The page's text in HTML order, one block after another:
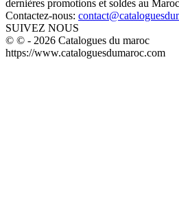
dernières promotions et soldes au Maroc
Contactez-nous:
SUIVEZ NOUS
© © - 2026 Catalogues du maroc
https://www.cataloguesdumaroc.com